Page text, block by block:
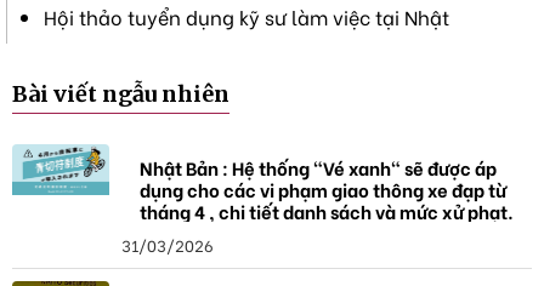
Hội thảo tuyển dụng kỹ sư làm việc tại Nhật
Bài viết ngẫu nhiên
Nhật Bản : Hệ thống "Vé xanh" sẽ được áp
dụng cho các vi phạm giao thông xe đạp từ
tháng 4 , chi tiết danh sách và mức xử phạt.
31/03/2026